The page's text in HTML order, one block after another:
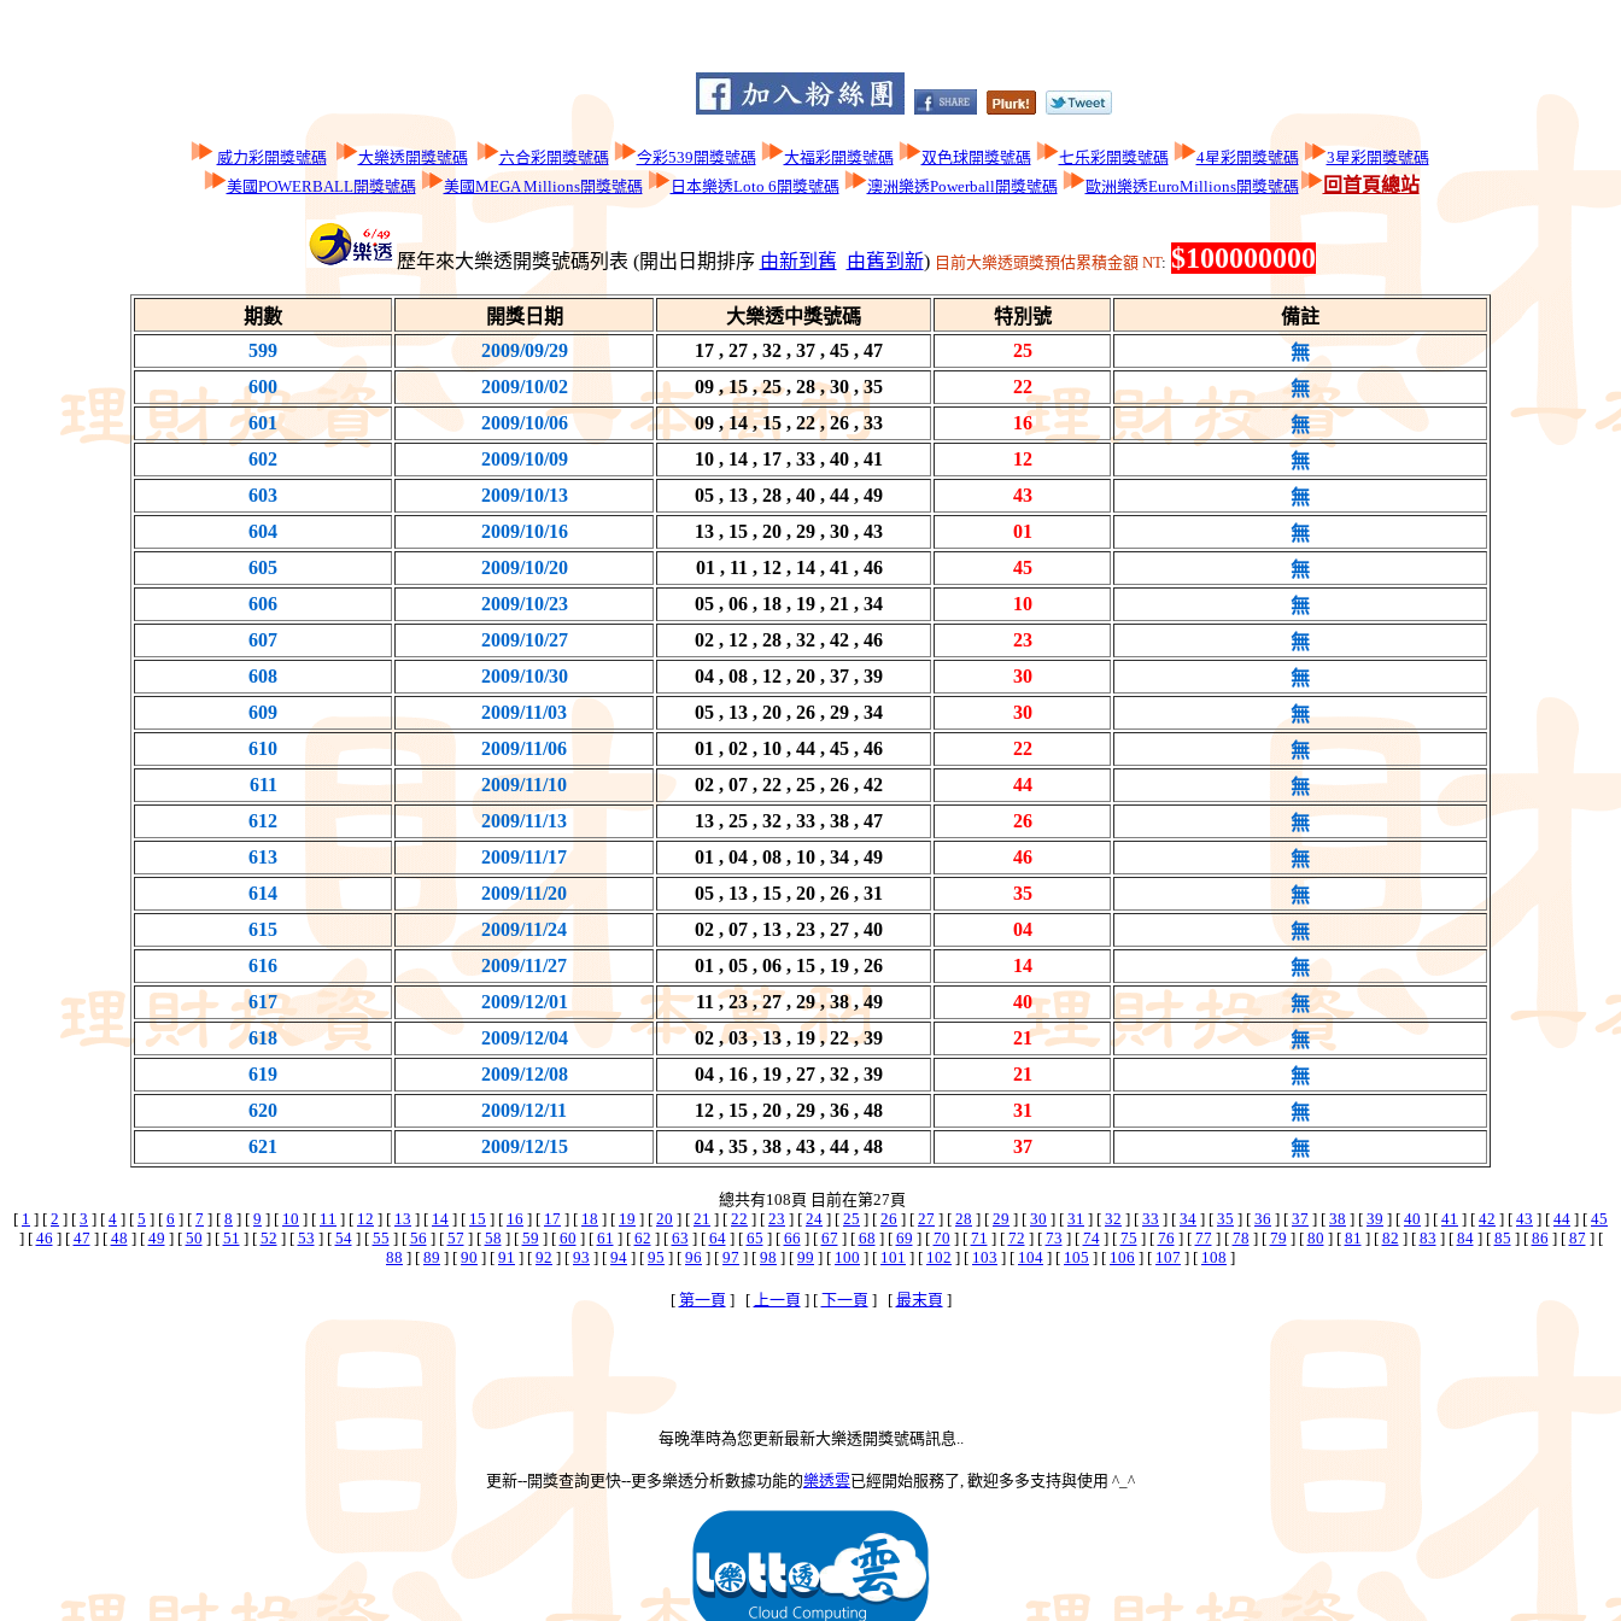
威力彩開獎號碼 大樂透開獎號碼 六合彩開獎號碼 今彩539開獎號碼 大福彩開獎號碼 双色球開獎號碼 七乐彩開獎號碼 4星彩開獎號碼
3星彩開獎號碼
美國POWERBALL開獎號碼
美國MEGA Millions開獎號碼 日本樂透Loto 6開獎號碼 澳洲樂透Powerball開獎號碼 歐洲樂透EuroMillions開獎號碼 回首頁總站
歷年來大樂透開獎號碼列表 (開出日期排序 由新到舊 由舊到新) 目前大樂透頭獎預估累積金額 NT: $100000000
期數 開獎日期 大樂透中獎號碼 特別號
備註
599
2009/09/29 17 , 27 , 32 , 37 , 45 , 47 25
無
600
2009/10/02 09 , 15 , 25 , 28 , 30 , 35 22
無
601
2009/10/06 09 , 14 , 15 , 22 , 26 , 33 16
無
602
2009/10/09 10 , 14 , 17 , 33 , 40 , 41 12
無
603
2009/10/13 05 , 13 , 28 , 40 , 44 , 49 43
無
604
2009/10/16 13 , 15 , 20 , 29 , 30 , 43 01
無
605
2009/10/20 01 , 11 , 12 , 14 , 41 , 46 45
無
606
2009/10/23 05 , 06 , 18 , 19 , 21 , 34 10
無
607
2009/10/27 02 , 12 , 28 , 32 , 42 , 46 23
無
608
2009/10/30 04 , 08 , 12 , 20 , 37 , 39 30
無
609
2009/11/03 05 , 13 , 20 , 26 , 29 , 34 30
無
610
2009/11/06 01 , 02 , 10 , 44 , 45 , 46 22
無
611
2009/11/10 02 , 07 , 22 , 25 , 26 , 42 44
無
612
2009/11/13 13 , 25 , 32 , 33 , 38 , 47 26
無
613
2009/11/17 01 , 04 , 08 , 10 , 34 , 49 46
無
614
2009/11/20 05 , 13 , 15 , 20 , 26 , 31 35
無
615
2009/11/24 02 , 07 , 13 , 23 , 27 , 40 04
無
616
2009/11/27 01 , 05 , 06 , 15 , 19 , 26 14
無
617
2009/12/01 11 , 23 , 27 , 29 , 38 , 49 40
無
618
2009/12/04 02 , 03 , 13 , 19 , 22 , 39 21
無
619
2009/12/08 04 , 16 , 19 , 27 , 32 , 39 21
無
620
2009/12/11 12 , 15 , 20 , 29 , 36 , 48 31
無
621
2009/12/15 04 , 35 , 38 , 43 , 44 , 48 37 無
總共有108頁 目前在第27頁
[ 1 ] [ 2 ] [ 3 ] [ 4 ] [ 5 ] [ 6 ] [ 7 ] [ 8 ] [ 9 ] [ 10 ] [ 11 ] [ 12 ] [ 13 ] [ 14 ] [ 15 ] [ 16 ] [ 17 ] [ 18 ] [ 19 ] [ 20 ] [ 21 ] [ 22 ] [ 23 ] [ 24 ] [ 25 ] [ 26 ] [ 27 ] [ 28 ] [ 29 ] [ 30 ] [ 31 ] [ 32 ] [ 33 ] [ 34 ] [ 35 ] [ 36 ] [ 37 ] [ 38 ] [ 39 ] [ 40 ] [ 41 ] [ 42 ] [ 43 ] [ 44 ] [ 45
] [ 46 ] [ 47 ] [ 48 ] [ 49 ] [ 50 ] [ 51 ] [ 52 ] [ 53 ] [ 54] [ 55 ] [ 56 ] [ 57 ] [ 58 ] [ 59 ] [ 60 ] [ 61 ] [ 62 ] [ 63 ] [ 64] [ 65 ] [ 66 ] [ 67 ] [ 68 ] [ 69 ] [ 70 ] [ 71 ] [ 72 ] [ 73 ] [ 74] [ 75 ] [ 76 ] [ 77 ] [ 78 ] [ 79 ] [ 80 ] [ 81 ] [ 82 ] [ 83 ] [ 84] [ 85 ] [ 86 ] [ 87 ] [
88 ] [ 89 ] [ 90 ] [ 91 ] [ 92 ] [ 93 ] [ 94 ] [ 95 ] [ 96 ] [ 97 ] [ 98 ] [ 99 ] [ 100 ] [ 101 ] [ 102 ] [ 103 ] [ 104 ] [ 105 ] [ 106 ] [ 107 ] [ 108 ]
[ 第一頁 ] [ 上一頁 ] [ 下一頁 ] [ 最末頁 ]
每晚準時為您更新最新大樂透開獎號碼訊息..
更新--開獎查詢更快--更多樂透分析數據功能的樂透雲已經開始服務了, 歡迎多多支持與使用 ^_^